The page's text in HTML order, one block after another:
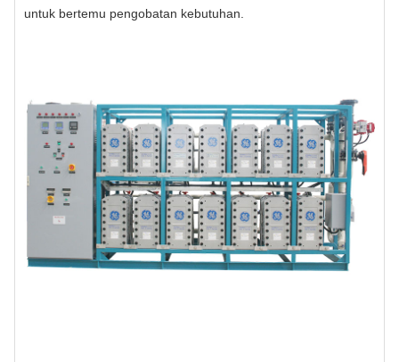
untuk bertemu pengobatan kebutuhan.